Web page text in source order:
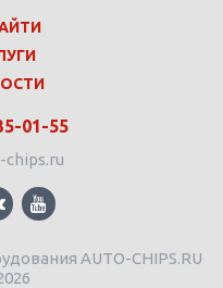
01-55
chips.ru
AUTO-CHIPS.RU